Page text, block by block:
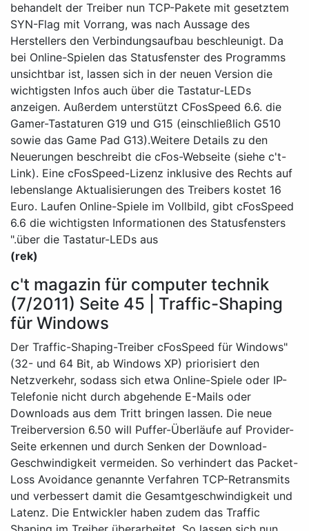
behandelt der Treiber nun TCP-Pakete mit gesetztem
SYN-Flag mit Vorrang, was nach Aussage des
Herstellers den Verbindungsaufbau beschleunigt. Da
bei Online-Spielen das Statusfenster des Programms
unsichtbar ist, lassen sich in der neuen Version die
wichtigsten Infos auch über die Tastatur-LEDs
anzeigen. Außerdem unterstützt CFosSpeed 6.6. die
Gamer-Tastaturen G19 und G15 (einschließlich G510
sowie das Game Pad G13).Weitere Details zu den
Neuerungen beschreibt die cFos-Webseite (siehe c't-
Link). Eine cFosSpeed-Lizenz inklusive des Rechts auf
lebenslange Aktualisierungen des Treibers kostet 16
Euro. Laufen Online-Spiele im Vollbild, gibt cFosSpeed
6.6 die wichtigsten Informationen des Statusfensters
über die Tastatur-LEDs aus."
(rek)
c't magazin für computer technik
(7/2011) Seite 45 | Traffic-Shaping
für Windows
"Der Traffic-Shaping-Treiber cFosSpeed für Windows
(32- und 64 Bit, ab Windows XP) priorisiert den
Netzverkehr, sodass sich etwa Online-Spiele oder IP-
Telefonie nicht durch abgehende E-Mails oder
Downloads aus dem Tritt bringen lassen. Die neue
Treiberversion 6.50 will Puffer-Überläufe auf Provider-
Seite erkennen und durch Senken der Download-
Geschwindigkeit vermeiden. So verhindert das Packet-
Loss Avoidance genannte Verfahren TCP-Retransmits
und verbessert damit die Gesamtgeschwindigkeit und
Latenz. Die Entwickler haben zudem das Traffic